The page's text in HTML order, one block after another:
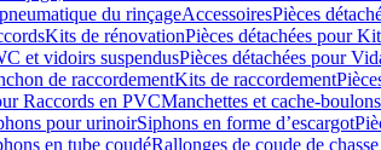
du rinçageAccessoiresPièces
Kits de rénovationPièces détachées pour
et vidoirs suspendusPièces détachées pour
de raccordementKits de raccordement
Raccords en PVCManchettes et cache-boulons
pour urinoirSiphons en forme d’escargot
en tube coudéRallonges de coude de